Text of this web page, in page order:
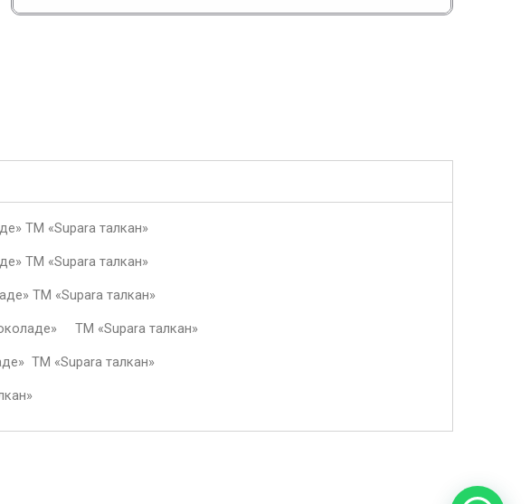
ТМ «Supara талкан»
ТМ «Supara талкан»
ТМ «Supara талкан»
ТМ «Supara талкан»
ТМ «Supara талкан»